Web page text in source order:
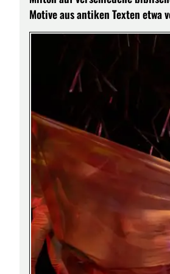
Motive aus antiken Texten etwa